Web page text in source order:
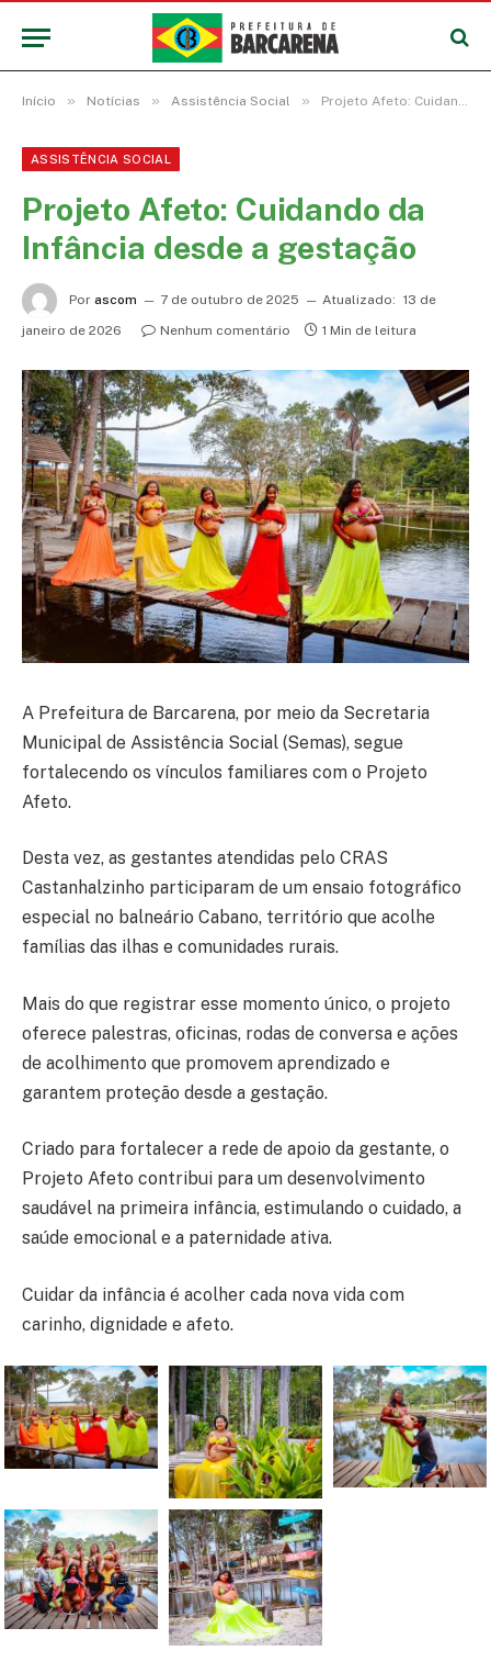
Início » Notícias » Assistência Social » Projeto Afeto: Cuidando da Infância desde a gestação
ASSISTÊNCIA SOCIAL
Projeto Afeto: Cuidando da
Infância desde a gestação
Por ascom 7 de outubro de 2025 Atualizado: 13 de
janeiro de 2026
Nenhum comentário 1 Min de leitura
A Prefeitura de Barcarena, por meio da Secretaria
Municipal de Assistência Social (Semas), segue
fortalecendo os vínculos familiares com o Projeto
Afeto.
Desta vez, as gestantes atendidas pelo CRAS
Castanhalzinho participaram de um ensaio fotográfico
especial no balneário Cabano, território que acolhe
famílias das ilhas e comunidades rurais.
Mais do que registrar esse momento único, o projeto
oferece palestras, oficinas, rodas de conversa e ações
de acolhimento que promovem aprendizado e
garantem proteção desde a gestação.
Criado para fortalecer a rede de apoio da gestante, o
Projeto Afeto contribui para um desenvolvimento
saudável na primeira infância, estimulando o cuidado, a
saúde emocional e a paternidade ativa.
Cuidar da infância é acolher cada nova vida com
carinho, dignidade e afeto.